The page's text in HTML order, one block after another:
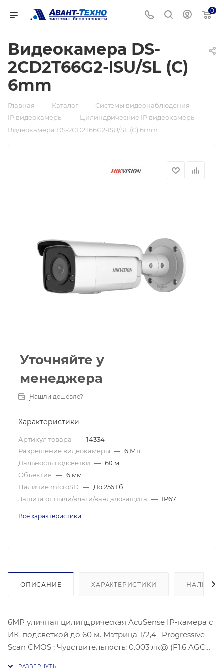
0
Видеокамера DS-
2CD2T66G2-ISU/SL (C)
6mm
Главная — Каталог — Системы видеонаблюдения —
IP видеокамеры — Цилиндрические IP видеокамеры —
Видеокамера DS-2CD2T66G2-ISU/SL (C) 6mm
Уточняйте у
менеджера
Нашли дешевле?
Характеристики
Артикул товара — 14334
Разрешение видеокамеры — 6 Мп
Дальность подсветки — 60 м
Объектив — 6 мм
Наличие microSD — До 256 Гб
Защита от пыли/влаги/вандалозащита — IP67
Все характеристики
ОПИСАНИЕ ХАРАКТЕРИСТИКИ НАЛИЧИЕ
6МР уличная цилиндрическая AcuSense IP-камера с
ИК-подсветкой до 60 м. Матрица-1/2,4'' Progressive
Scan CMOS ; Чувствительность: 0.003 лк@ (F1.6 AGC